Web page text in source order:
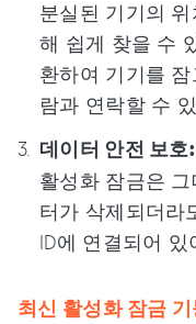
분실된 기기의
해 쉽게 찾을 수
환하여 기기를
람과 연락할 수
데이터 안전 보호:
활성화 잠금은
터가 삭제되더라
ID에 연결되어
최신 활성화 잠금